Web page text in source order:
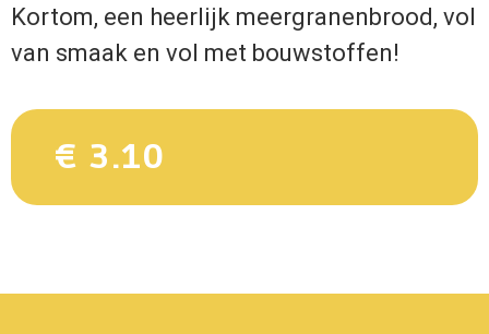
Kortom, een heerlijk meergranenbrood, vol
van smaak en vol met bouwstoffen!
€ 3.10